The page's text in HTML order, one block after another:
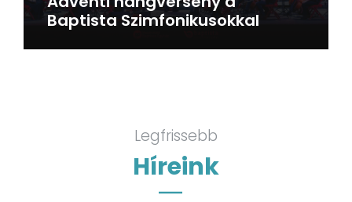
Baptista Szimfonikusokkal
Legfrissebb
Híreink